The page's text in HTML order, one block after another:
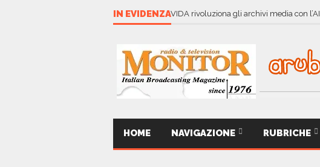
IN EVIDENZAVIDA rivoluziona gli archivi media con l’AI
HOME NAVIGAZIONE RUBRICHE